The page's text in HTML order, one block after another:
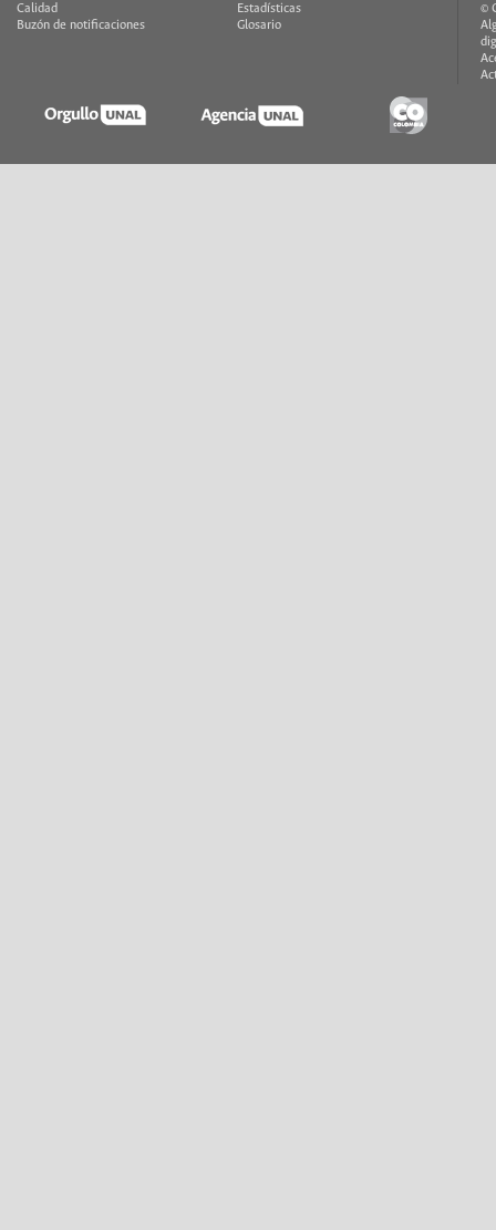
Calidad
Buzón de notificaciones
Estadísticas
Glosario
©